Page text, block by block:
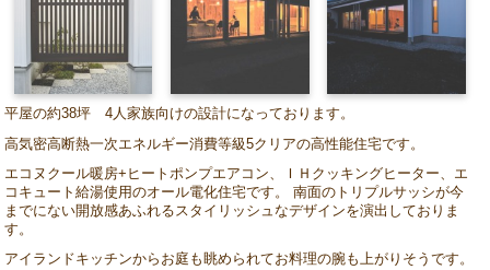
平屋の約38坪 4人家族向けの設計になっております。
高気密高断熱一次エネルギー消費等級5クリアの高性能住宅です。
エコヌクール暖房+ヒートポンプエアコン、ＩＨクッキングヒーター、エ
コキュート給湯使用のオール電化住宅です。 南面のトリプルサッシが今
までにない開放感あふれるスタイリッシュなデザインを演出しておりま
す。
アイランドキッチンからお庭も眺められてお料理の腕も上がりそうです。